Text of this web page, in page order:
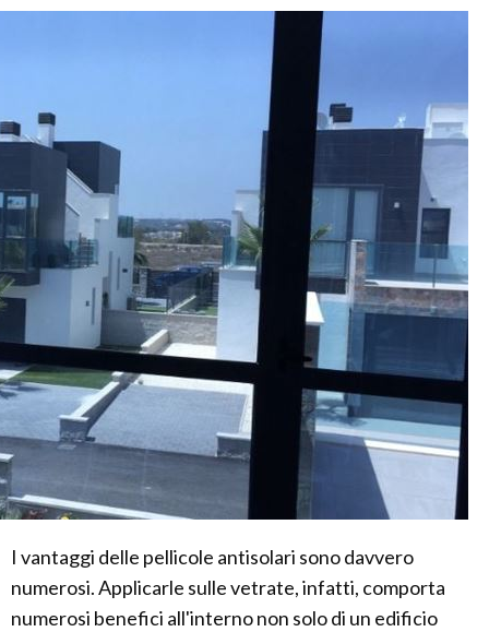
I vantaggi delle pellicole antisolari sono davvero
numerosi. Applicarle sulle vetrate, infatti, comporta
numerosi benefici all'interno non solo di un edificio